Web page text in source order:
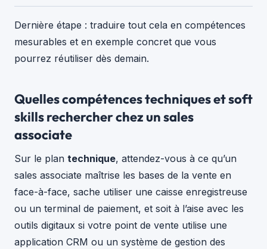
Dernière étape : traduire tout cela en compétences
mesurables et en exemple concret que vous
pourrez réutiliser dès demain.
Quelles compétences techniques et soft
skills rechercher chez un sales
associate
Sur le plan technique, attendez-vous à ce qu’un
sales associate maîtrise les bases de la vente en
face-à-face, sache utiliser une caisse enregistreuse
ou un terminal de paiement, et soit à l’aise avec les
outils digitaux si votre point de vente utilise une
application CRM ou un système de gestion des